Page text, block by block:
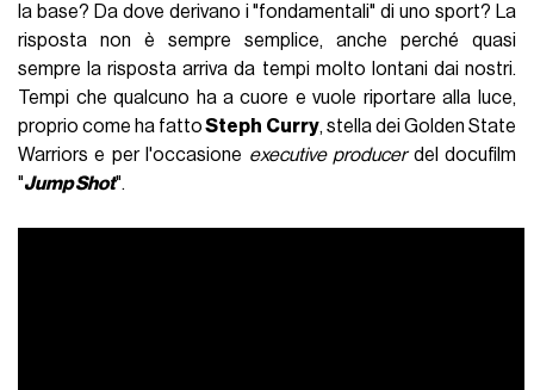
la base? Da dove derivano i "fondamentali" di uno sport? La
risposta non è sempre semplice, anche perché quasi
sempre la risposta arriva da tempi molto lontani dai nostri.
Tempi che qualcuno ha a cuore e vuole riportare alla luce,
proprio come ha fattoSteph Curry, stella dei Golden State
Warriors e per l'occasione executive producerdel docufilm
"Jump Shot".